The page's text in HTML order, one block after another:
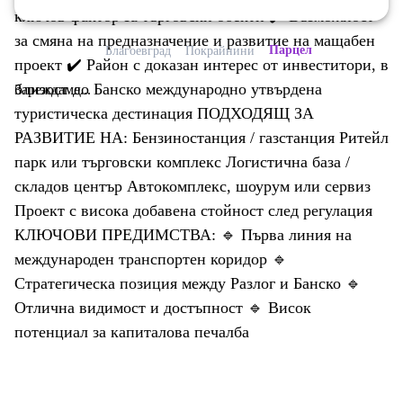
ключов фактор за търговски обекти ✔️ Възможност
за смяна на предназначение и развитие на мащабен
проект ✔️ Район с доказан интерес от инвеститори, в
близост до Банско международно утвърдена
туристическа дестинация ПОДХОДЯЩ ЗА
РАЗВИТИЕ НА: Бензиностанция / газстанция Ритейл
парк или търговски комплекс Логистична база /
складов център Автокомплекс, шоурум или сервиз
Проект с висока добавена стойност след регулация
КЛЮЧОВИ ПРЕДИМСТВА: 🔹 Първа линия на
международен транспортен коридор 🔹
Стратегическа позиция между Разлог и Банско 🔹
Отлична видимост и достъпност 🔹 Висок
потенциал за капиталова печалба
Благоевград Покрайнини Парцел
Зареждаме...